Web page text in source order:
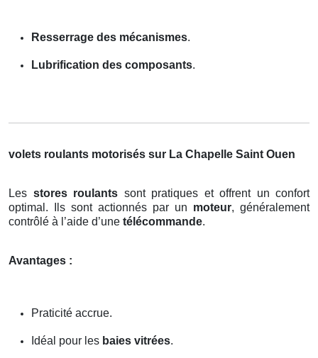
Resserrage des mécanismes.
Lubrification des composants.
volets roulants motorisés sur La Chapelle Saint Ouen
Les stores roulants sont pratiques et offrent un confort
optimal. Ils sont actionnés par un moteur, généralement
contrôlé à l’aide d’une télécommande.
Avantages :
Praticité accrue.
Idéal pour les baies vitrées.